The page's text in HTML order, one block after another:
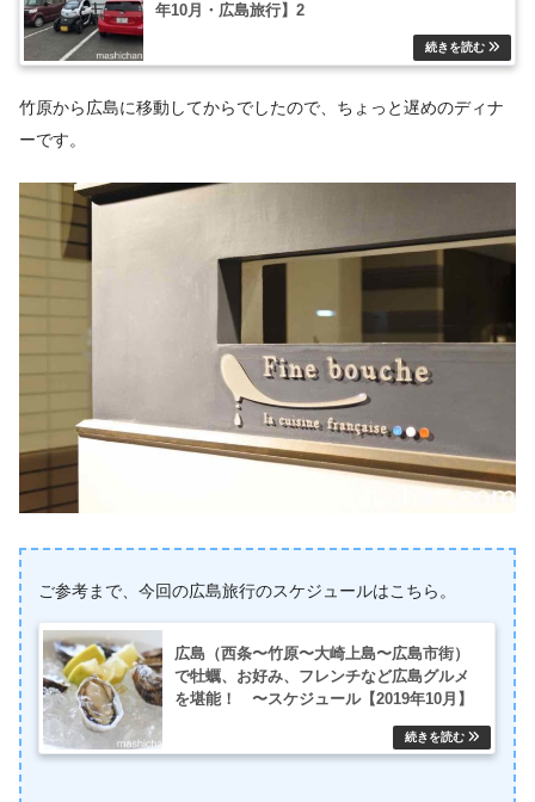
年10月・広島旅行】2
竹原から広島に移動してからでしたので、ちょっと遅めのディナ
ーです。
ご参考まで、今回の広島旅行のスケジュールはこちら。
広島（西条〜竹原〜大崎上島〜広島市街）
で牡蠣、お好み、フレンチなど広島グルメ
を堪能！ 〜スケジュール【2019年10月】